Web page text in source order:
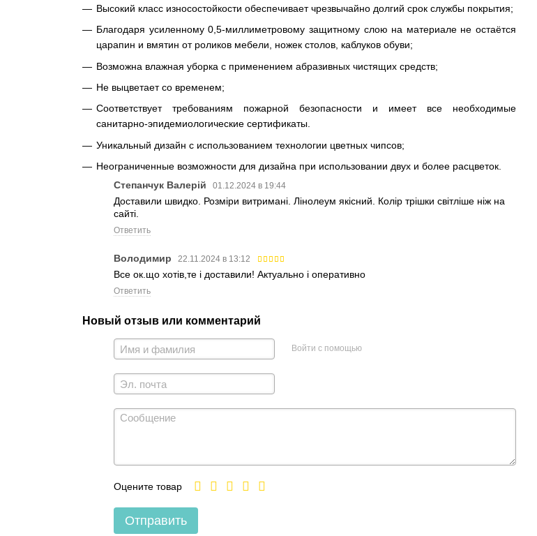
Высокий класс износостойкости обеспечивает чрезвычайно долгий срок службы покрытия;
Благодаря усиленному 0,5-миллиметровому защитному слою на материале не остаётся
царапин и вмятин от роликов мебели, ножек столов, каблуков обуви;
Возможна влажная уборка с применением абразивных чистящих средств;
Не выцветает со временем;
Соответствует требованиям пожарной безопасности и имеет все необходимые
санитарно-эпидемиологические сертификаты.
Уникальный дизайн с использованием технологии цветных чипсов;
Неограниченные возможности для дизайна при использовании двух и более расцветок.
Степанчук Валерій
01.12.2024 в 19:44
Доставили швидко. Розміри витримані. Лінолеум якісний. Колір трішки світліше ніж на
сайті.
Ответить
Володимир 22.11.2024 в 13:12
Все ок.що хотів,те і доставили! Актуально і оперативно
Ответить
Новый отзыв или комментарий
Войти с помощью
Оцените товар
Отправить